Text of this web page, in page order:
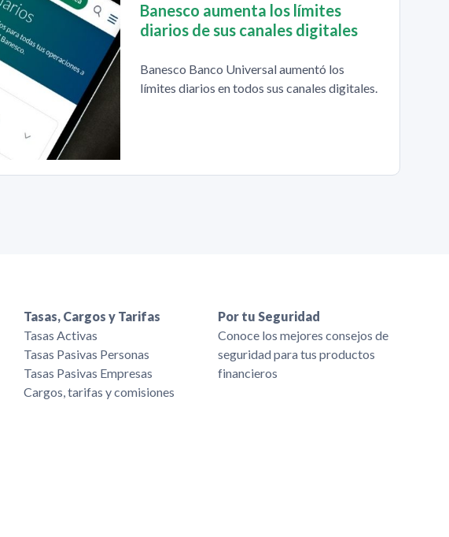
Banesco aumenta los límites
diarios de sus canales digitales
Banesco Banco Universal aumentó los
límites diarios en todos sus canales digitales.
Tasas, Cargos y Tarifas
Tasas Activas
Tasas Pasivas Personas
Tasas Pasivas Empresas
Cargos, tarifas y comisiones
Por tu Seguridad
Conoce los mejores consejos de
seguridad para tus productos
financieros